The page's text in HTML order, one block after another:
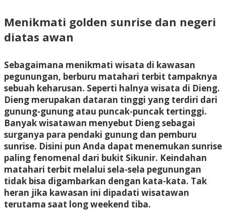
Menikmati golden sunrise dan negeri
diatas awan
Sebagaimana menikmati wisata di kawasan
pegunungan, berburu matahari terbit tampaknya
sebuah keharusan. Seperti halnya wisata di Dieng.
Dieng merupakan dataran tinggi yang terdiri dari
gunung-gunung atau puncak-puncak tertinggi.
Banyak wisatawan menyebut Dieng sebagai
surganya para pendaki gunung dan pemburu
sunrise. Disini pun Anda dapat menemukan sunrise
paling fenomenal dari bukit Sikunir. Keindahan
matahari terbit melalui sela-sela pegunungan
tidak bisa digambarkan dengan kata-kata. Tak
heran jika kawasan ini dipadati wisatawan
terutama saat long weekend tiba.